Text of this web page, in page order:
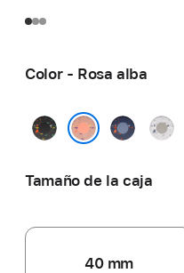
Color - Rosa alba
Negro
noche
Azul
Gris
Tamaño de la caja
40 mm